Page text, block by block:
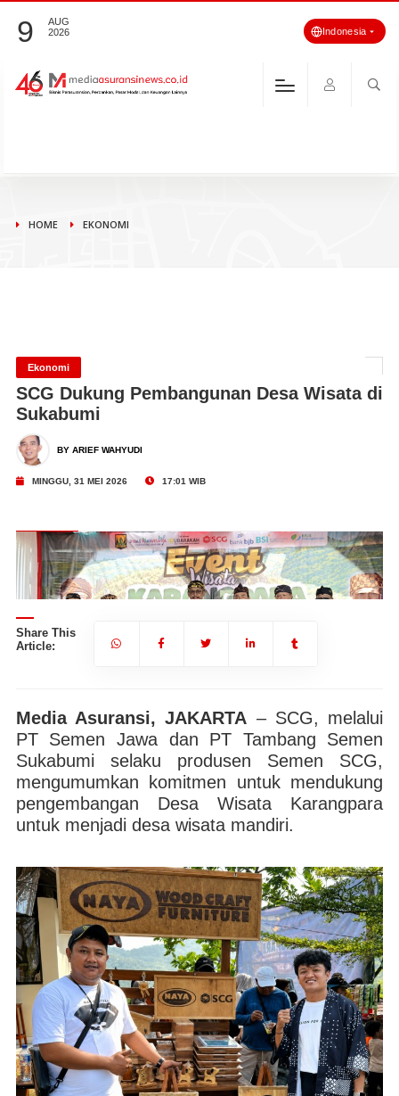
9
AUG
2026
Indonesia
HOME EKONOMI
Ekonomi
SCG Dukung Pembangunan Desa Wisata di
Sukabumi
BY ARIEF WAHYUDI
MINGGU, 31 MEI 2026 17:01 WIB
SCG, melalui PT Semen Jawa dan PT Tambang Semen Sukabumi,
mengumumkan komitmen untuk mendukung pengembangan Desa Wisata
Karangpara untuk menjadi desa wisata mandiri. | Foto: SCG
Share This
Article:
Media Asuransi, JAKARTA – SCG, melalui
PT Semen Jawa dan PT Tambang Semen
Sukabumi selaku produsen Semen SCG,
mengumumkan komitmen untuk mendukung
pengembangan Desa Wisata Karangpara
untuk menjadi desa wisata mandiri.